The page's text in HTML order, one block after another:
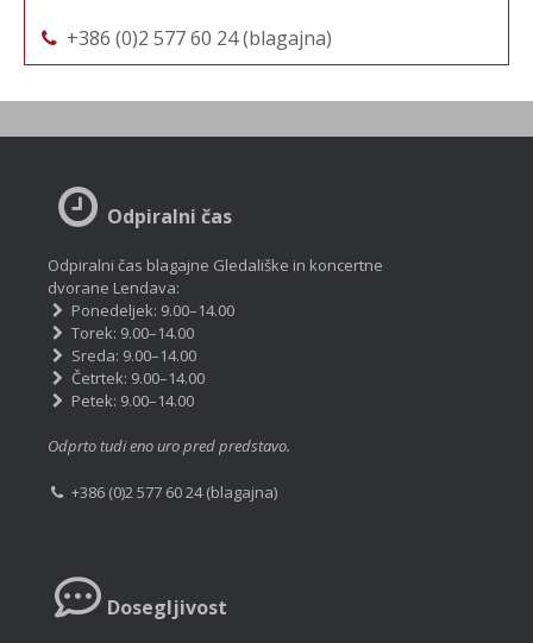
+386 (0)2 577 60 24 (blagajna)
Odpiralni čas
Odpiralni čas blagajne Gledališke in koncertne
dvorane Lendava:
Ponedeljek: 9.00–14.00
Torek: 9.00–14.00
Sreda: 9.00–14.00
Četrtek: 9.00–14.00
Petek: 9.00–14.00
Odprto tudi eno uro pred predstavo.
+386 (0)2 577 60 24 (blagajna)
Dosegljivost